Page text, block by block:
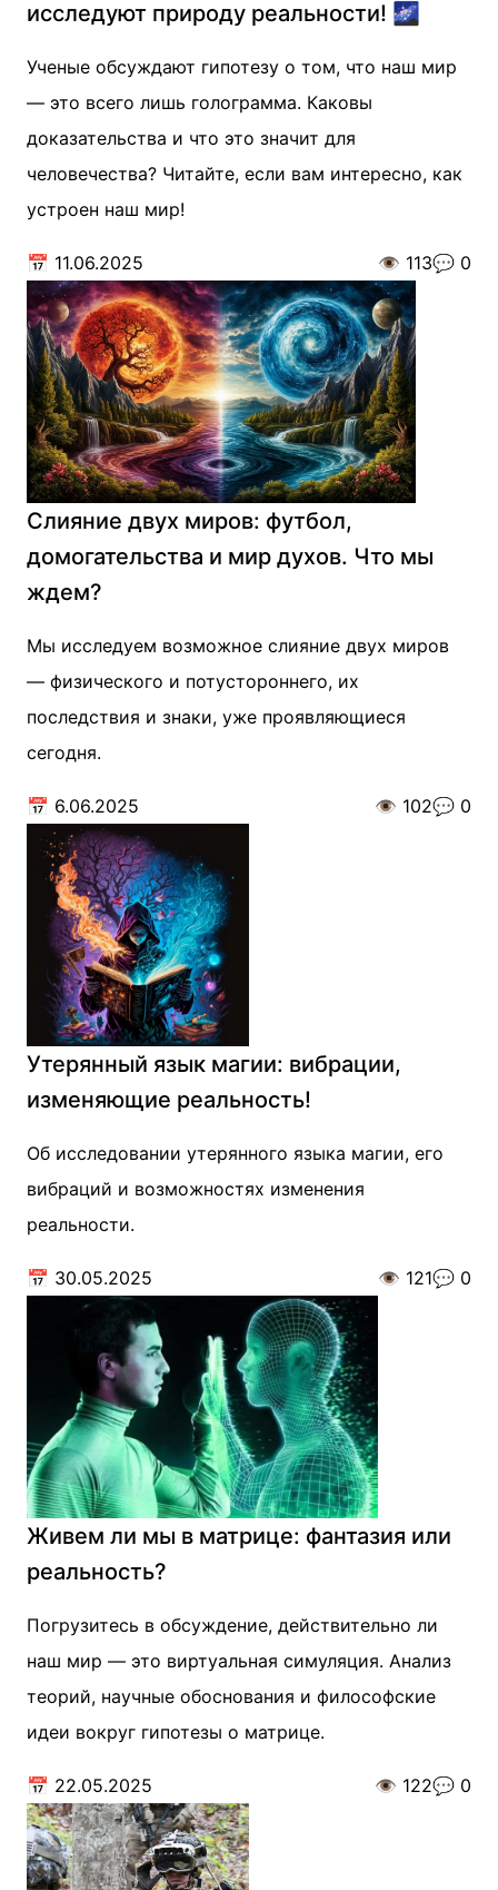
исследуют природу реальности! 🌌
Ученые обсуждают гипотезу о том, что наш мир
— это всего лишь голограмма. Каковы
доказательства и что это значит для
человечества? Читайте, если вам интересно, как
устроен наш мир!
📅 11.06.2025 👁️ 113💬 0
Слияние двух миров: футбол,
домогательства и мир духов. Что мы
ждем?
Мы исследуем возможное слияние двух миров
— физического и потустороннего, их
последствия и знаки, уже проявляющиеся
сегодня.
📅 6.06.2025 👁️ 102💬 0
Утерянный язык магии: вибрации,
изменяющие реальность!
Об исследовании утерянного языка магии, его
вибраций и возможностях изменения
реальности.
📅 30.05.2025 👁️ 121💬 0
Живем ли мы в матрице: фантазия или
реальность?
Погрузитесь в обсуждение, действительно ли
наш мир — это виртуальная симуляция. Анализ
теорий, научные обоснования и философские
идеи вокруг гипотезы о матрице.
📅 22.05.2025 👁️ 122💬 0